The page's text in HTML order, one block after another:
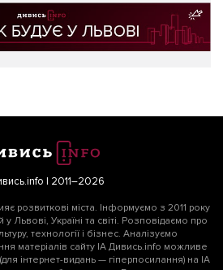
| 2011–2026
розвиткові міста. Інформуємо з 2011 року
Львові, Україні та світі. Розповідаємо про
технології і бізнес. Аналізуємо
матеріалів сайту ІА Дивись.info можливе
інтернет-видань — гіперпосилання) на ІА